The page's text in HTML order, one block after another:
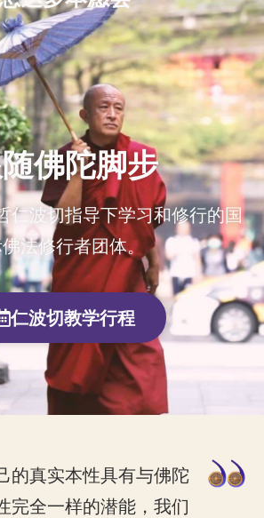
佛陀脚步
仁波切指导下学习和修行的国
法修行者团体。
仁波切教学行程
的真实本性具有与佛陀
完全一样的潜能，我们